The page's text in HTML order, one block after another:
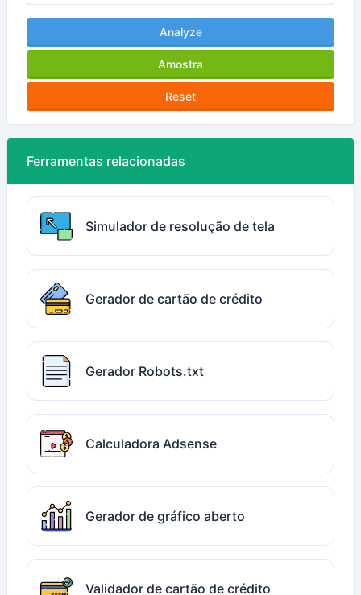
Analyze
Amostra
Reset
Ferramentas relacionadas
Simulador de resolução de tela
Gerador de cartão de crédito
Gerador Robots.txt
Calculadora Adsense
Gerador de gráfico aberto
Validador de cartão de crédito